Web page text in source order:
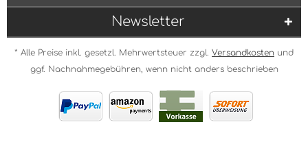
Newsletter
* Alle Preise inkl. gesetzl. Mehrwertsteuer zzgl. Versandkosten und
ggf. Nachnahmegebühren, wenn nicht anders beschrieben